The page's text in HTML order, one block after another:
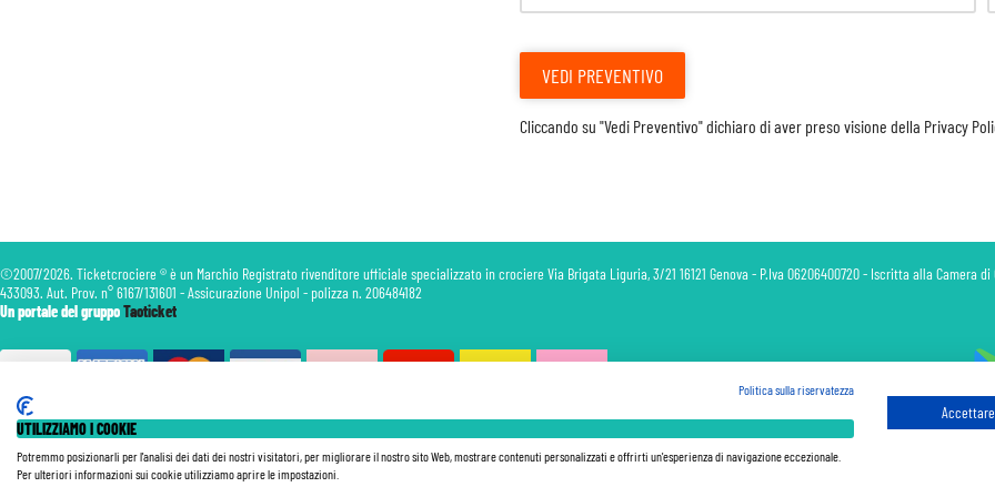
VEDI PREVENTIVO
Cliccando su "Vedi Preventivo" dichiaro di aver preso visione della Privacy
©2007/2026. Ticketcrociere ® è un Marchio Registrato rivenditore ufficiale specializzato in crociere Via Brigata Liguria, 3/21 16121 Genova - P.Iva 06206400720 - Iscritta alla Camera di
433093. Aut. Prov. n° 6167/131601 - Assicurazione Unipol - polizza n. 206484182
Un portale del gruppoTaoticket
Le Tariffe pubblicate si intendono per persona (p.p.) con Tasse e Diritti Portuali inclusi. Le quote di Servizio sono sempre da pagare a bordo, salvo dove espressamente indicato. I Prezzi si intendono "a partire da" e sono
Tutte le nostre Offerte non sono retroattive.
Politica sulla riservatezza
UTILIZZIAMO I COOKIE
Potremmo posizionarli per l'analisi dei dati dei nostri visitatori, per migliorare il nostro sito Web, mostrare contenuti personalizzati e offrirti un'esperienza di navigazione eccezionale.
Per ulteriori informazioni sui cookie utilizziamo aprire le impostazioni.